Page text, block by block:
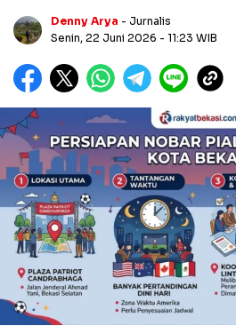
Denny Arya - Jurnalis
Senin, 22 Juni 2026 - 11:23 WIB